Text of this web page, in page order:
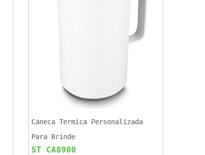
Caneca Termica Personalizada
Para Brinde
ST CA8900